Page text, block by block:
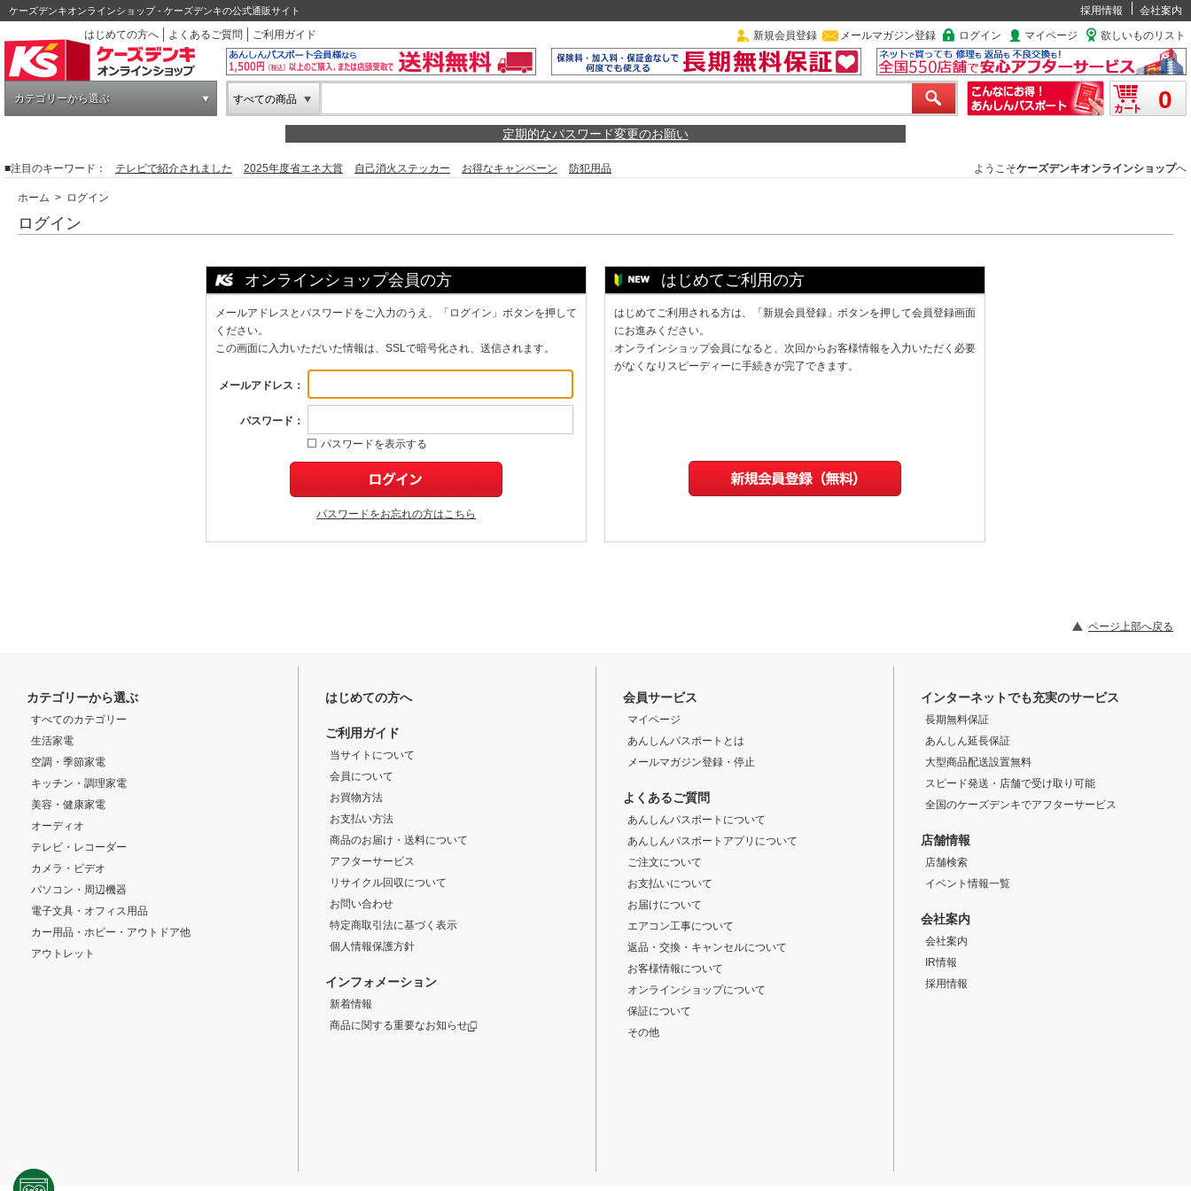
ケーズデンキオンラインショップ - ケーズデンキの公式通販サイト 採用情報
会社案内
はじめての方へ
よくあるご質問 ご利用ガイド 新規会員登録 メールマガジン登録 ログイン マイページ 欲しいものリスト
カテゴリーから選ぶ すべての商品 0
定期的なパスワード変更のお願い
■注目のキーワード： テレビで紹介されました 2025年度省エネ大賞 自己消火ステッカー お得なキャンペーン 防犯用品 ようこそケーズデンキオンラインショップへ
ホーム > ログイン
ログイン
オンラインショップ会員の方
メールアドレスとパスワードをご入力のうえ、「ログイン」ボタンを押して
ください。
この画面に入力いただいた情報は、SSLで暗号化され、送信されます。
メールアドレス：
パスワード：
パスワードを表示する
パスワードをお忘れの方はこちら
はじめてご利用の方
はじめてご利用される方は、「新規会員登録」ボタンを押して会員登録画面
にお進みください。
オンラインショップ会員になると、次回からお客様情報を入力いただく必要
がなくなりスピーディーに手続きが完了できます。
ページ上部へ戻る
カテゴリーから選ぶ
すべてのカテゴリー
生活家電
空調・季節家電
キッチン・調理家電
美容・健康家電
オーディオ
テレビ・レコーダー
カメラ・ビデオ
パソコン・周辺機器
電子文具・オフィス用品
カー用品・ホビー・アウトドア他
アウトレット
はじめての方へ
ご利用ガイド
当サイトについて
会員について
お買物方法
お支払い方法
商品のお届け・送料について
アフターサービス
リサイクル回収について
お問い合わせ
特定商取引法に基づく表示
個人情報保護方針
インフォメーション
新着情報
商品に関する重要なお知らせ
会員サービス
マイページ
あんしんパスポートとは
メールマガジン登録・停止
よくあるご質問
あんしんパスポートについて
あんしんパスポートアプリについて
ご注文について
お支払いについて
お届けについて
エアコン工事について
返品・交換・キャンセルについて
お客様情報について
オンラインショップについて
保証について
その他
インターネットでも充実のサービス
長期無料保証
あんしん延長保証
大型商品配送設置無料
スピード発送・店舗で受け取り可能
全国のケーズデンキでアフターサービス
店舗情報
店舗検索
イベント情報一覧
会社案内
会社案内
IR情報
採用情報